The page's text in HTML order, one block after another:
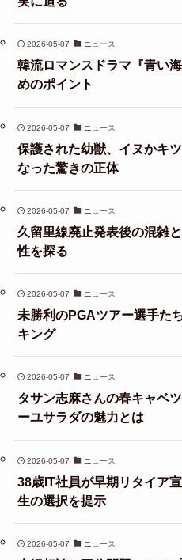
2026-05-07 ニュース
韓流ロマンスドラマ『青い
めのポイント
2026-05-07 ニュース
保護された幼獣、イヌかキ
なった驚きの正体
2026-05-07 ニュース
久留里線廃止発表後の混雑
性を探る
2026-05-07 ニュース
未勝利のPGAツアー選手た
キング
2026-05-07 ニュース
タサン志麻さんの春キャベ
ーユサラダの魅力とは
2026-05-07 ニュース
38歳IT社員が早期リタイア
生の選択を提示
2026-05-07 ニュース